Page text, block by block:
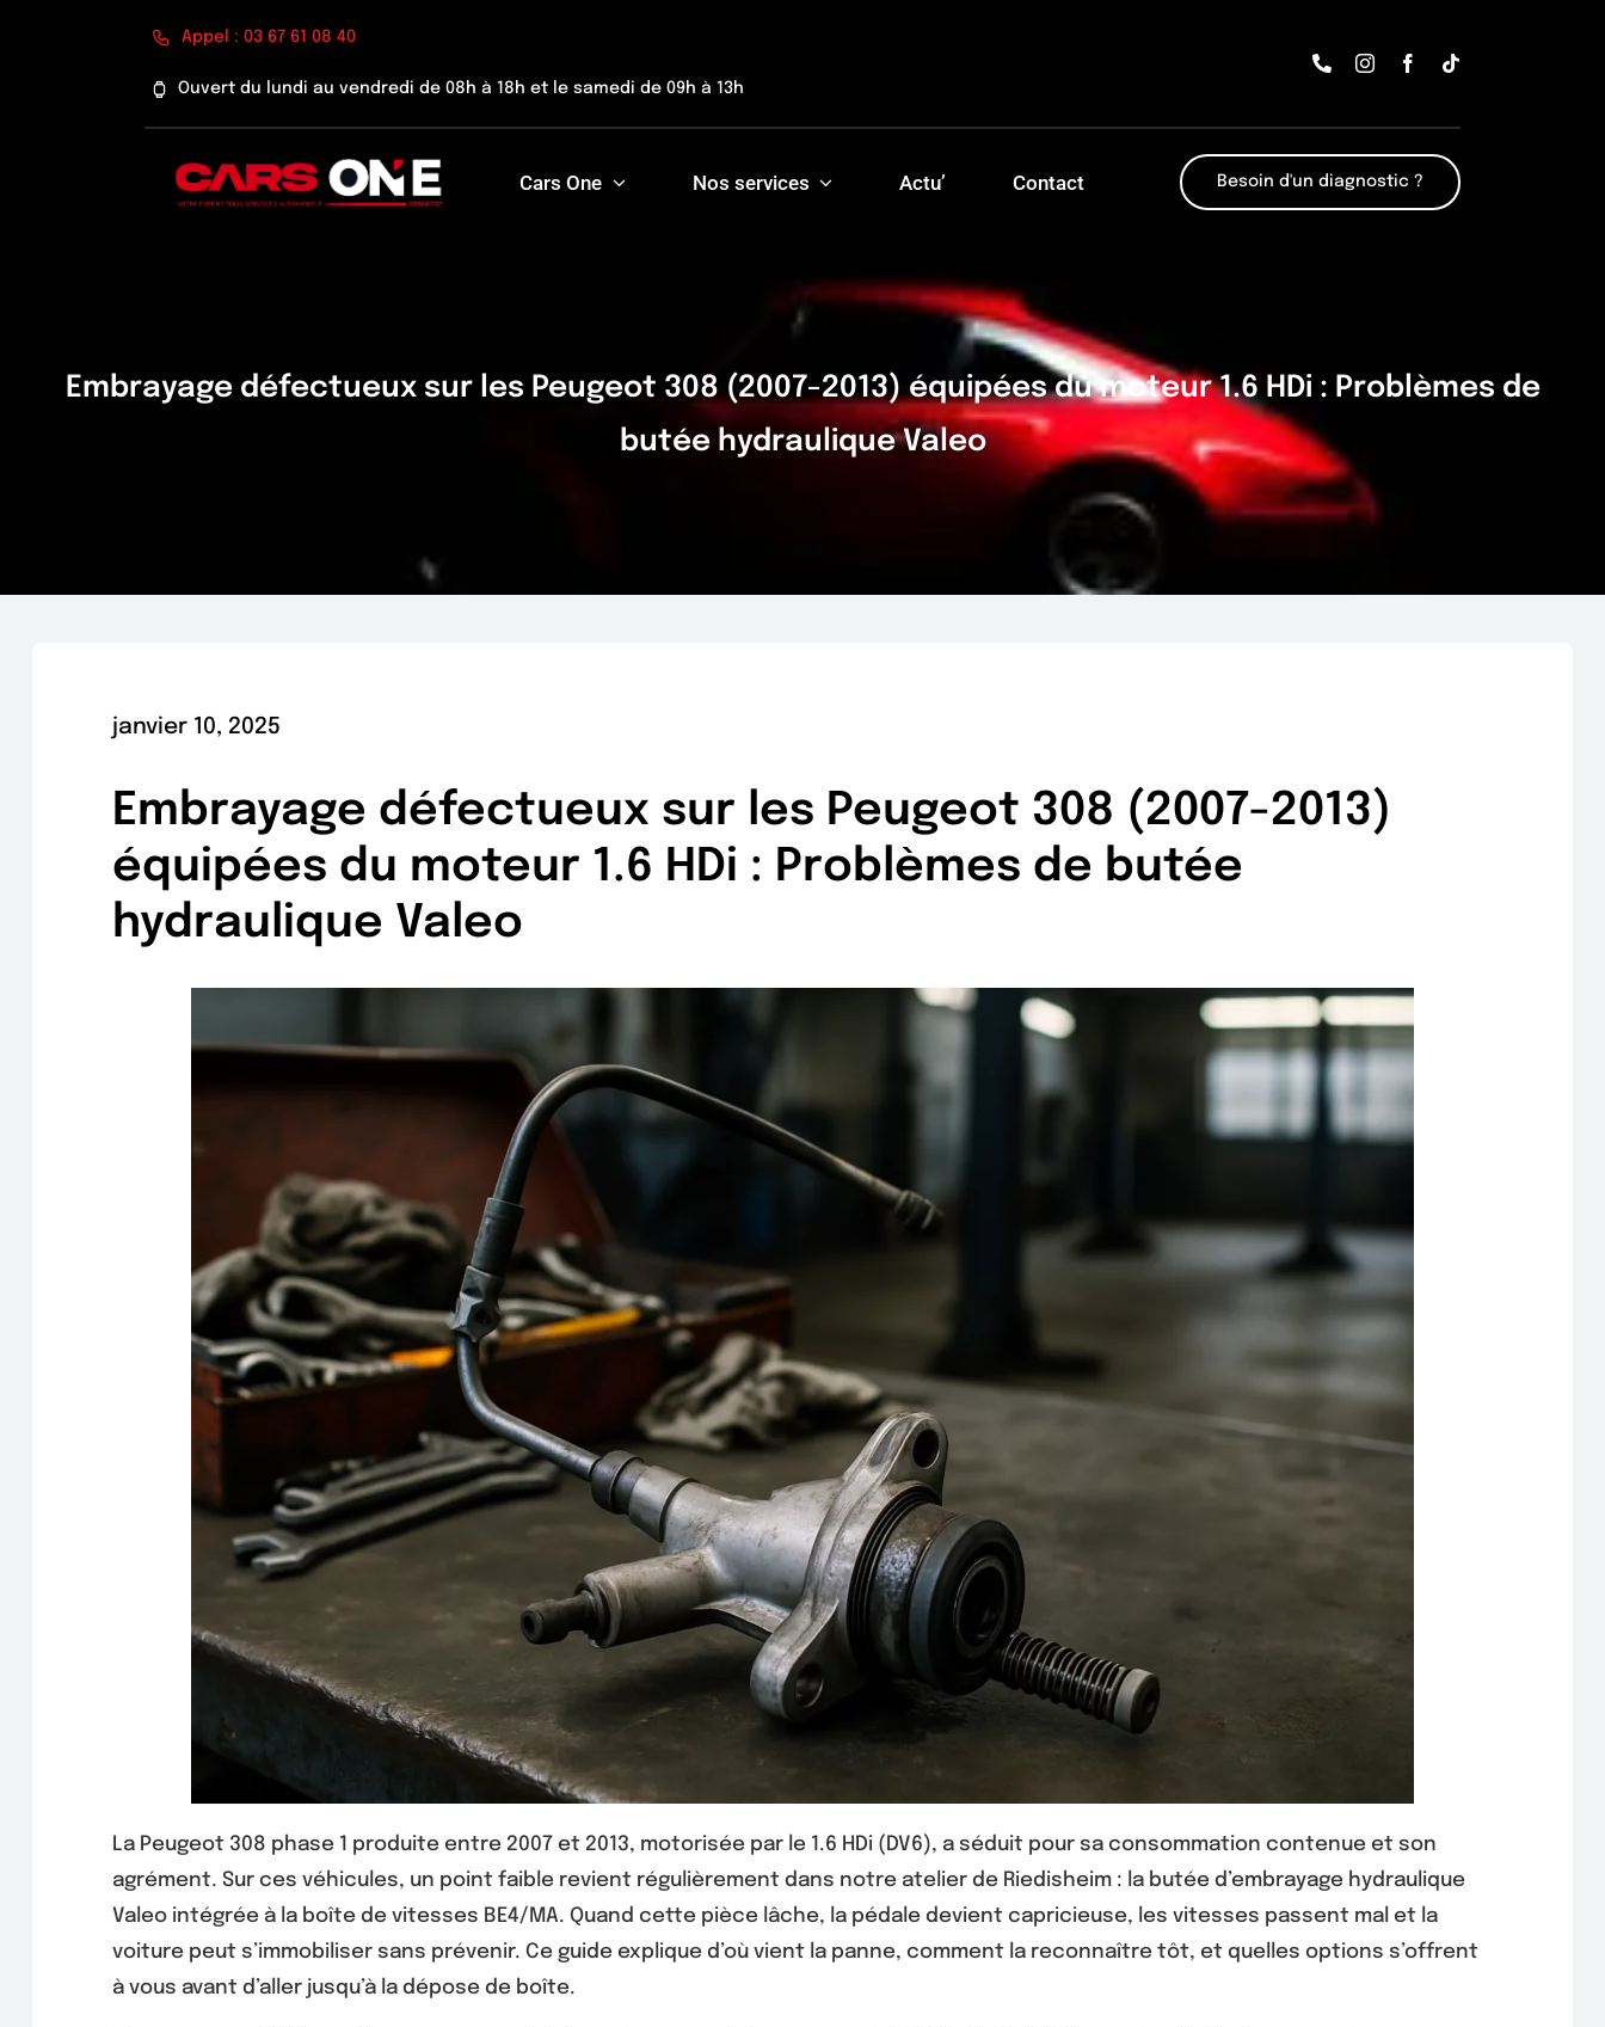
Appel : 03 67 61 08 40
Ouvert du lundi au vendredi de 08h à 18h et le samedi de 09h à 13h
Cars One Nos services Actu’ Contact Besoin d'un diagnostic ?
Embrayage défectueux sur les Peugeot 308 (2007-2013) équipées du moteur 1.6 HDi : Problèmes de
butée hydraulique Valeo
janvier 10, 2025
Embrayage défectueux sur les Peugeot 308 (2007-2013)
équipées du moteur 1.6 HDi : Problèmes de butée
hydraulique Valeo
La Peugeot 308 phase 1 produite entre 2007 et 2013, motorisée par le 1.6 HDi (DV6), a séduit pour sa consommation contenue et son
agrément. Sur ces véhicules, un point faible revient régulièrement dans notre atelier de Riedisheim : la butée d’embrayage hydraulique
Valeo intégrée à la boîte de vitesses BE4/MA. Quand cette pièce lâche, la pédale devient capricieuse, les vitesses passent mal et la
voiture peut s’immobiliser sans prévenir. Ce guide explique d’où vient la panne, comment la reconnaître tôt, et quelles options s’offrent
à vous avant d’aller jusqu’à la dépose de boîte.